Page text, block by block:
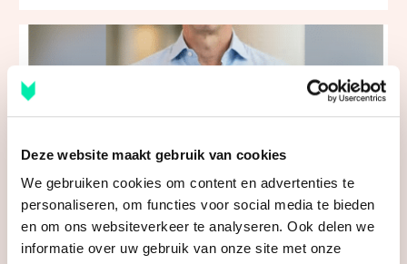
Deze website maakt gebruik van cookies
We gebruiken cookies om content en advertenties te
personaliseren, om functies voor social media te bieden
en om ons websiteverkeer te analyseren. Ook delen we
informatie over uw gebruik van onze site met onze
Vraagprijs te hoog, zo kan het je geld
kosten! #huizenmarkt #utrecht